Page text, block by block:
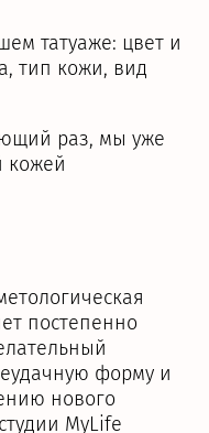
татуаже: цвет и
тип кожи, вид
раз, мы уже
кожей
постепенно
форму и
нового
MyLife